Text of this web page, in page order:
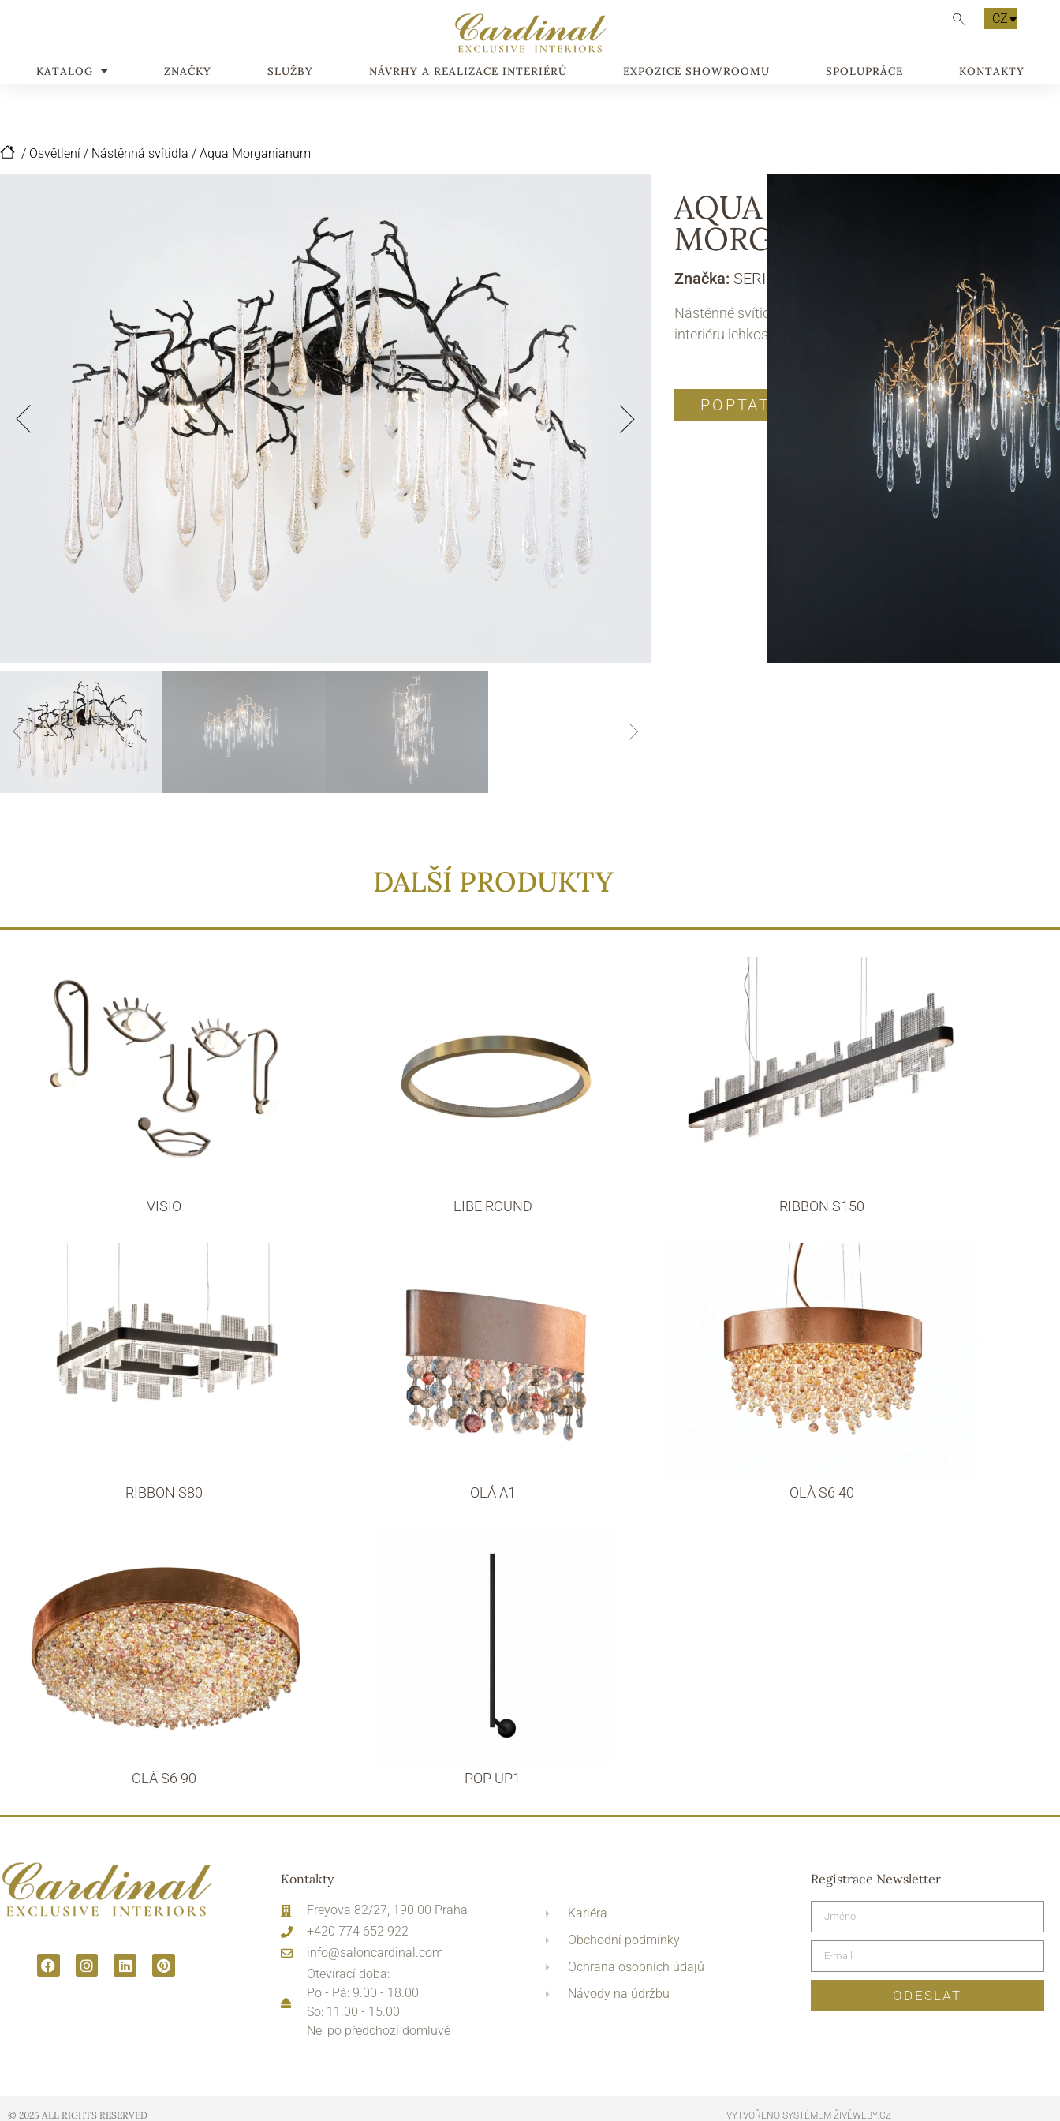
CZ
KATALOG ZNAČKY SLUŽBY NÁVRHY A REALIZACE INTERIÉRŮ EXPOZICE SHOWROOMU SPOLUPRÁCE KONTAKTY
/ Osvětlení / Nástěnná svítidla / Aqua Morganianum
AQUA
MORGANIANUM
Značka: SERIP
Nástěnné svítidlo Aqua Morganianum přináší do
interiéru lehkost, světlo a šarm.
POPTAT PRODUKT
DALŠÍ PRODUKTY
VISIO LIBE ROUND RIBBON S150
RIBBON S80 OLÁ A1 OLÀ S6 40
OLÀ S6 90 POP UP1
Kontakty
Freyova 82/27, 190 00 Praha
+420 774 652 922
info@saloncardinal.com
Otevírací doba:
Po - Pá: 9.00 - 18.00
So: 11.00 - 15.00
Ne: po předchozí domluvě
Kariéra
Obchodní podmínky
Ochrana osobních údajů
Návody na údržbu
Registrace Newsletter
ODESLAT
© 2025 ALL RIGHTS RESERVED​ VYTVOŘENO SYSTÉMEM ŽIVÉWEBY.CZ